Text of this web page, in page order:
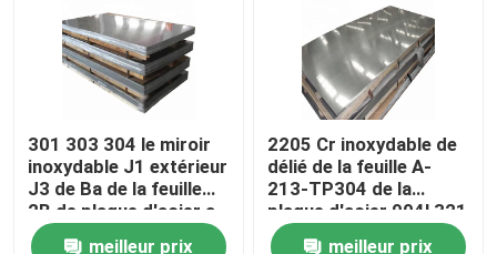
301 303 304 le miroir
inoxydable J1 extérieur
J3 de Ba de la feuille
2B de plaque d'acier a
laminé à froid
meilleur prix
2205 Cr inoxydable de
délié de la feuille A-
213-TP304 de la
plaque d'acier 904l 321
316l
meilleur prix